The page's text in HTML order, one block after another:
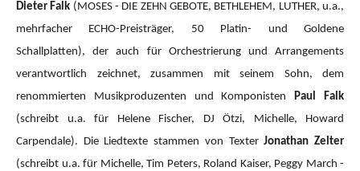
Dieter Falk (MOSES - DIE ZEHN GEBOTE, BETHLEHEM, LUTHER, u.a.,
mehrfacher ECHO-Preisträger, 50 Platin- und Goldene
Schallplatten), der auch für Orchestrierung und Arrangements
verantwortlich zeichnet, zusammen mit seinem Sohn, dem
renommierten Musikproduzenten und KomponistenPaul Falk
(schreibt u.a. für Helene Fischer, DJ Ötzi, Michelle, Howard
Carpendale). Die Liedtexte stammen von TexterJonathan Zelter
(schreibt u.a. für Michelle, Tim Peters, Roland Kaiser, Peggy March -